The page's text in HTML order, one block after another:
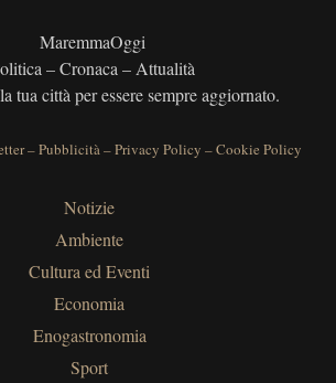
MaremmaOggi
– Cronaca – Attualità
tua città per essere sempre aggiornato.
–Pubblicità–Privacy Policy –Cookie Policy
Notizie
Ambiente
Cultura ed Eventi
Economia
Enogastronomia
Sport